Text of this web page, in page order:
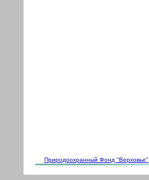
Природоохранный Фонд "Верховье"